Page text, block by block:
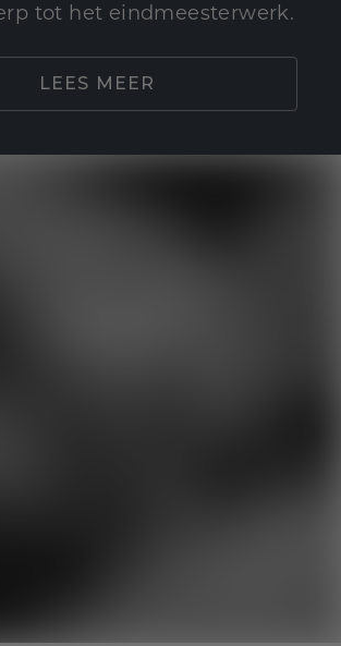
tot het eindmeesterwerk.
LEES MEER